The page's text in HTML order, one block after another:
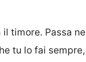
il timore. Passa
tu lo fai